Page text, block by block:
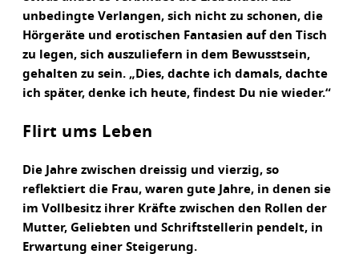
unbedingte Verlangen, sich nicht zu schonen, die
Hörgeräte und erotischen Fantasien auf den Tisch
zu legen, sich auszuliefern in dem Bewusstsein,
gehalten zu sein. „Dies, dachte ich damals, dachte
ich später, denke ich heute, findest Du nie wieder.“
Flirt ums Leben
Die Jahre zwischen dreissig und vierzig, so
reflektiert die Frau, waren gute Jahre, in denen sie
im Vollbesitz ihrer Kräfte zwischen den Rollen der
Mutter, Geliebten und Schriftstellerin pendelt, in
Erwartung einer Steigerung.